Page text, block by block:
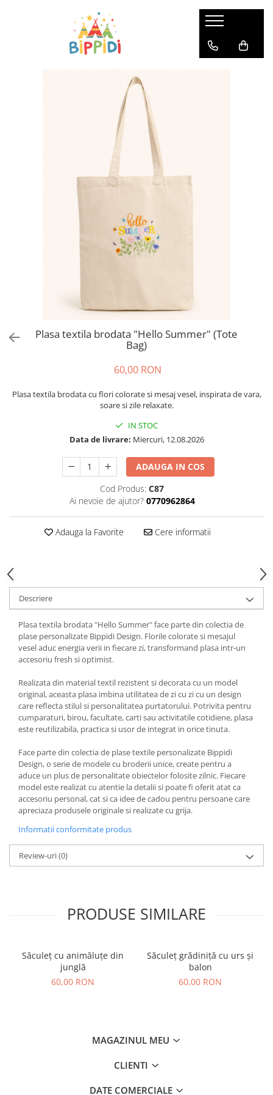
Plasa textila brodata "Hello Summer" (Tote
Bag)
60,00 RON
Plasa textila brodata cu flori colorate si mesaj vesel, inspirata de vara,
soare si zile relaxate.
IN STOC
Data de livrare: Miercuri, 12.08.2026
ADAUGA IN COS
Cod Produs: C87
Ai nevoie de ajutor? 0770962864
Adauga la Favorite Cere informatii
Descriere
Plasa textila brodata "Hello Summer" face parte din colectia de
plase personalizate Bippidi Design. Florile colorate si mesajul
vesel aduc energia verii in fiecare zi, transformand plasa intr-un
accesoriu fresh si optimist.
Realizata din material textil rezistent si decorata cu un model
original, aceasta plasa imbina utilitatea de zi cu zi cu un design
care reflecta stilul si personalitatea purtatorului. Potrivita pentru
cumparaturi, birou, facultate, carti sau activitatile cotidiene, plasa
este reutilizabila, practica si usor de integrat in orice tinuta.
Face parte din colectia de plase textile personalizate Bippidi
Design, o serie de modele cu broderii unice, create pentru a
aduce un plus de personalitate obiectelor folosite zilnic. Fiecare
model este realizat cu atentie la detalii si poate fi oferit atat ca
accesoriu personal, cat si ca idee de cadou pentru persoane care
apreciaza produsele originale si realizate cu grija.
Informatii conformitate produs
Review-uri(0)
PRODUSE SIMILARE
Săculeț cu animăluțe din
junglă
60,00 RON
Săculeț grădiniță cu urs și
balon
60,00 RON
MAGAZINUL MEU
CLIENTI
DATE COMERCIALE